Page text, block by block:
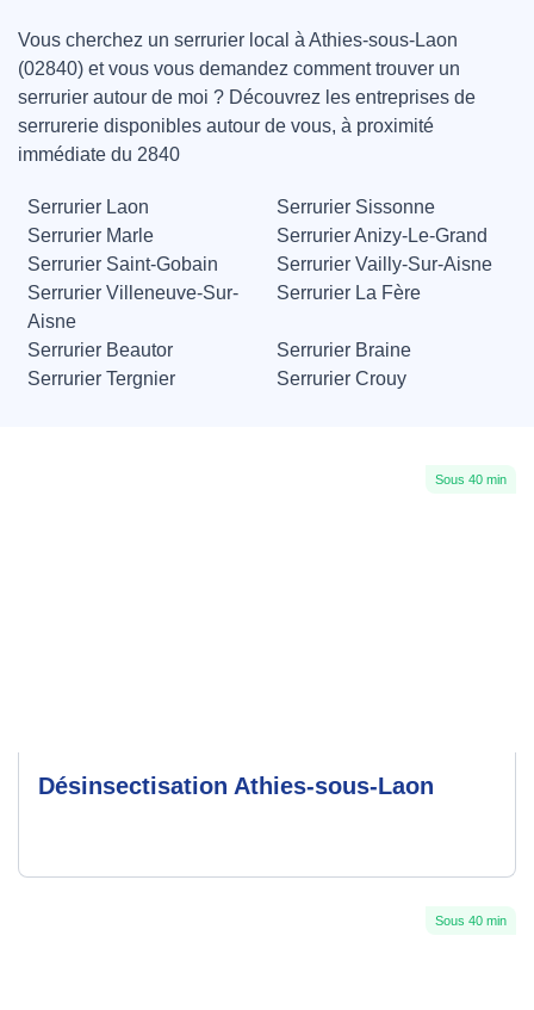
Vous cherchez un serrurier local à Athies-sous-Laon
(02840) et vous vous demandez comment trouver un
serrurier autour de moi ? Découvrez les entreprises de
serrurerie disponibles autour de vous, à proximité
immédiate du 2840
Serrurier Laon
Serrurier Sissonne
Serrurier Marle
Serrurier Anizy-Le-Grand
Serrurier Saint-Gobain
Serrurier Vailly-Sur-Aisne
Serrurier Villeneuve-Sur-
Aisne
Serrurier La Fère
Serrurier Beautor
Serrurier Braine
Serrurier Tergnier
Serrurier Crouy
Sous 40 min
Désinsectisation Athies-sous-Laon
Sous 40 min